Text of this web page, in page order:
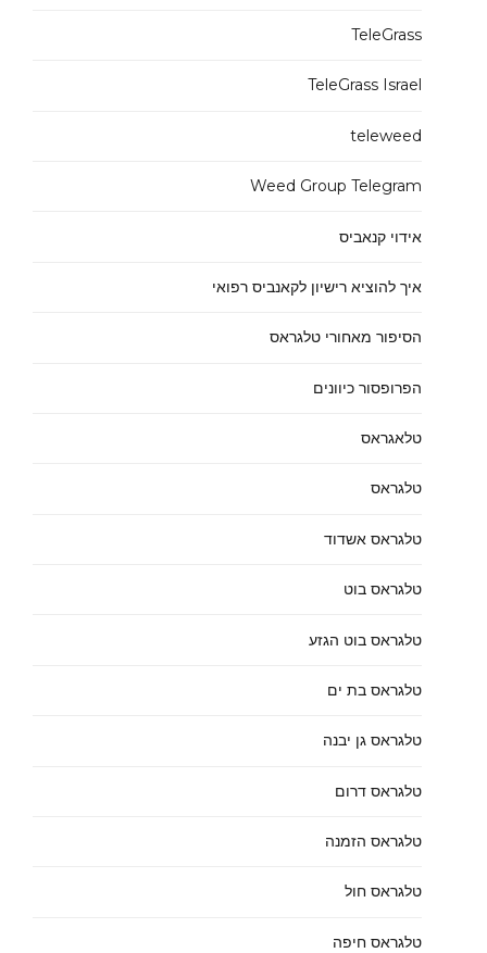
TeleGrass
TeleGrass Israel
teleweed
Weed Group Telegram
אידוי קנאביס
איך להוציא רישיון לקאנביס רפואי
הסיפור מאחורי טלגראס
הפרופסור כיוונים
טלאגראס
טלגראס
טלגראס אשדוד
טלגראס בוט
טלגראס בוט הגזע
טלגראס בת ים
טלגראס גן יבנה
טלגראס דרום
טלגראס הזמנה
טלגראס חול
טלגראס חיפה